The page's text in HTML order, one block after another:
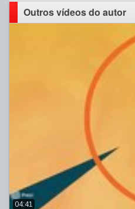
Outros vídeos do autor
04:41